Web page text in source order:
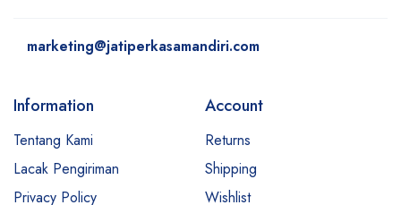
marketing@jatiperkasamandiri.com
Information
Tentang Kami
Lacak Pengiriman
Privacy Policy
Account
Returns
Shipping
Wishlist